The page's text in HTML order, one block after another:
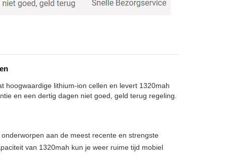
hoogwaardige lithium-ion cellen en levert 1320mah
en een dertig dagen niet goed, geld terug regeling.
aan de meest recente en strengste
van 1320mah kun je weer ruime tijd mobiel